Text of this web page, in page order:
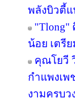
พลังบิวตี้
"Tlong"
น้อย เตรี
คุณโยวี
กำแพงเพ
งามครบว